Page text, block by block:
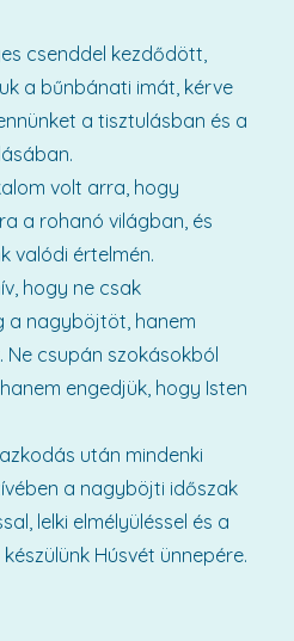
csenddel kezdődött,
a bűnbánati imát, kérve
a tisztulásban és a
volt arra, hogy
a rohanó világban, és
valódi értelmén.
hogy ne csak
a nagyböjtöt, hanem
Ne csupán szokásokból
engedjük, hogy Isten
után mindenki
a nagyböjti időszak
lelki elmélyüléssel és a
Húsvét ünnepére.